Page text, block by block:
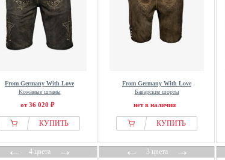
From Germany With Love
Кожаные штаны
от 36 020 ₽
КУПИТЬ
From Germany With Love
Баварские шорты
нет в наличии
КУПИТЬ
←4 цвета→ ←3 цвета→